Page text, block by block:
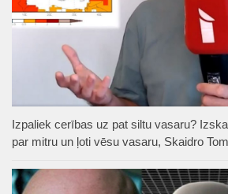
Izpaliek cerības uz pat siltu vasaru?
par mitru un ļoti vēsu vasaru, Skaidro